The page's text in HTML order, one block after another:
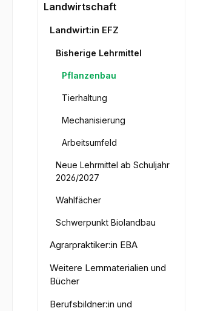
Landwirtschaft
Landwirt:in EFZ
Bisherige Lehrmittel
Pflanzenbau
Tierhaltung
Mechanisierung
Arbeitsumfeld
Neue Lehrmittel ab Schuljahr
2026/2027
Wahlfächer
Schwerpunkt Biolandbau
Agrarpraktiker:in EBA
Weitere Lernmaterialien und
Bücher
Berufsbildner:in und